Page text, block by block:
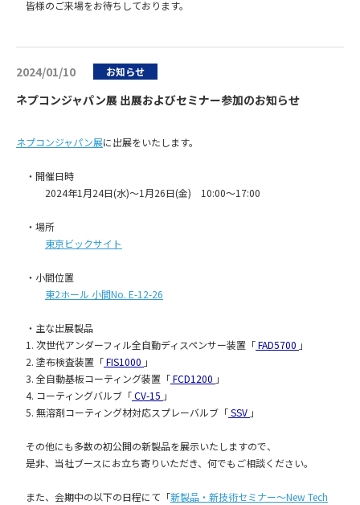
皆様のご来場をお待ちしております。
2024/01/10 お知らせ
ネプコンジャパン展 出展およびセミナー参加のお知らせ
ネプコンジャパン展に出展をいたします。
・開催日時
2024年1月24日(水)～1月26日(金) 10:00～17:00
・場所
東京ビックサイト
・小間位置
東2ホール 小間No. E-12-26
・主な出展製品
1. 次世代アンダーフィル全自動ディスペンサー装置「FAD5700 」
2. 塗布検査装置「FIS1000 」
3. 全自動基板コーティング装置「FCD1200 」
4. コーティングバルブ「CV-15 」
5. 無溶剤コーティング材対応スプレーバルブ「SSV 」
その他にも多数の初公開の新製品を展示いたしますので、
是非、当社ブースにお立ち寄りいただき、何でもご相談ください。
また、会期中の以下の日程にて「新製品・新技術セミナー～New Tech